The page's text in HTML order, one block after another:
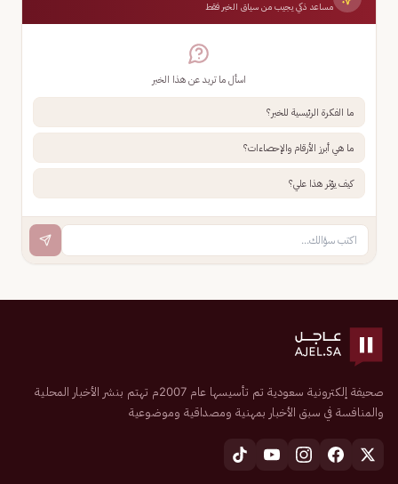
مساعد ذكي يجيب من سياق الخبر فقط
اسأل ما تريد عن هذا الخبر
ما الفكرة الرئيسية للخبر؟
ما هي أبرز الأرقام والإحصاءات؟
كيف يؤثر هذا علي؟
صحيفة إلكترونية سعودية تم تأسيسها عام 2007م تهتم بنشر الأخبار المحلية
والمنافسة في سبق الأخبار بمهنية ومصداقية وموضوعية